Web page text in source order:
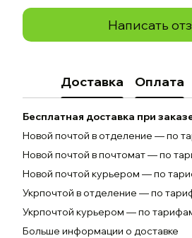
Написать
Доставка Оплата
Бесплатная доставка при
Новой почтой в отделение — по
Новой почтой в почтомат — по
Новой почтой курьером — по
Укрпочтой в отделение — по
Укрпочтой курьером — по
Больше информации о доставке